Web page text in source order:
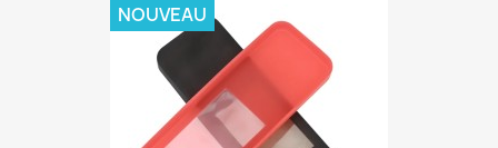
NOUVEAU